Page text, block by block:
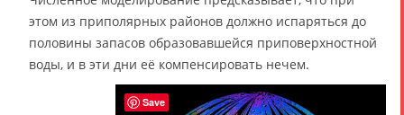
этом из приполярных районов должно испаряться до
половины запасов образовавшейся приповерхностной
воды, и в эти дни её компенсировать нечем.
Save